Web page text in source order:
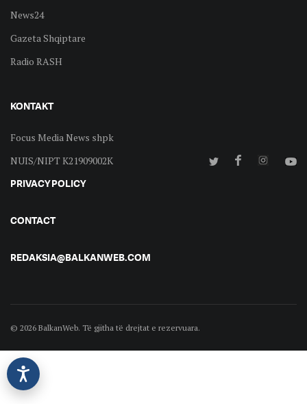
News24
Gazeta Shqiptare
Radio RASH
KONTAKT
Focus Media News shpk
NUIS/NIPT K21909002K
PRIVACY POLICY
CONTACT
REDAKSIA@BALKANWEB.COM
© 2026 BalkanWeb. Të gjitha të drejtat e rezervuara.